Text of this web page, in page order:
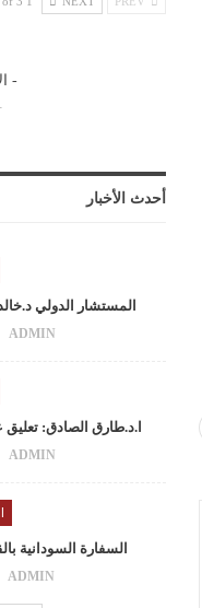
-
أحدث الأخبار
المستشار الدولي
ADMIN
ا.د.طارق الصادق:
ADMIN
السفارة السودانية
ADMIN